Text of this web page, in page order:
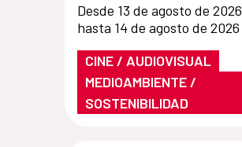
Desde 13 de agosto de 2026
hasta 14 de agosto de 2026
CINE / AUDIOVISUAL
MEDIOAMBIENTE /
SOSTENIBILIDAD